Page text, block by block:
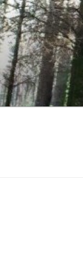
Saltar
al
contenido